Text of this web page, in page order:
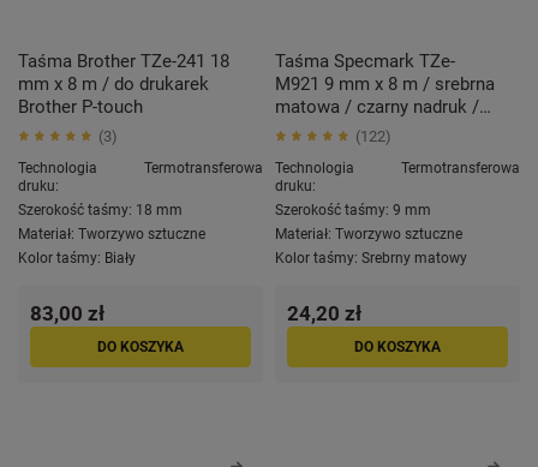
Taśma Brother TZe-241 18
mm x 8 m / do drukarek
Brother P-touch
3
Technologia
druku:
Termotransferowa
Szerokość taśmy: 18 mm
Materiał: Tworzywo sztuczne
Kolor taśmy: Biały
83,00 zł
DO KOSZYKA
Taśma Specmark TZe-
M921 9 mm x 8 m / srebrna
matowa / czarny nadruk /
do drukarek Brother P-
122
Technologia
druku:
Termotransferowa
Szerokość taśmy: 9 mm
Materiał: Tworzywo sztuczne
Kolor taśmy: Srebrny matowy
24,20 zł
DO KOSZYKA